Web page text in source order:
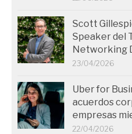
Scott
Speaker del
Networking
23/04/2026
Uber for
acuerdos
empresas
22/04/2026